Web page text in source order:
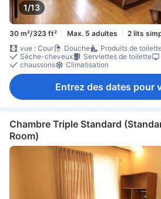
1/13
30 m²/323 ft² Max. 5 adultes
2 lits
vue : Cour
Douche Produits de
Sèche-cheveux
Serviettes de toilette
chaussons
Climatisation
Entrez des dates pour
Chambre Triple Standard
Room)